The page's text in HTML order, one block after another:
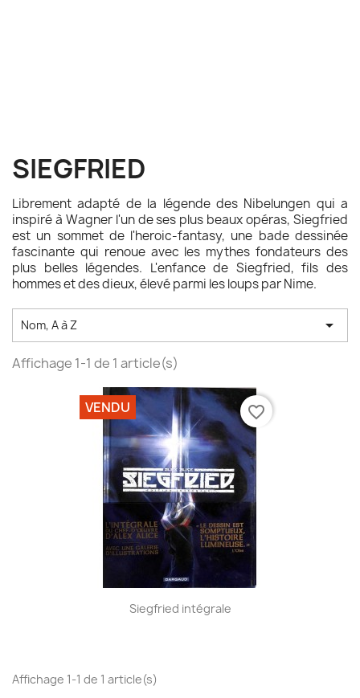
SIEGFRIED
Librement adapté de la légende des Nibelungen qui a
inspiré à Wagner l'un de ses plus beaux opéras, Siegfried
est un sommet de l'heroic-fantasy, une bade dessinée
fascinante qui renoue avec les mythes fondateurs des
plus belles légendes. L'enfance de Siegfried, fils des
hommes et des dieux, élevé parmi les loups par Nime.
Nom, A à Z 
Affichage 1-1 de 1 article(s)
Siegfried intégrale
VENDU favorite_border
Affichage 1-1 de 1 article(s)